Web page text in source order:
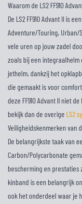
Waarom de LS2 FF910
De LS2 FF910 Advant II is
Adventure/Touring, Urban/
vele uren op jouw zadel
zoals bij een integraalhelm
jethelm, dankzij het
die gemaakt is voor
deze FF910 Advant II niet
bekijk dan de overige LS2
Veiligheidskenmerken van
De belangrijkste taak van
Carbon/Polycarbonate
bescherming en prestaties
kinband is een belangrijk
ook het onderdeel waar je